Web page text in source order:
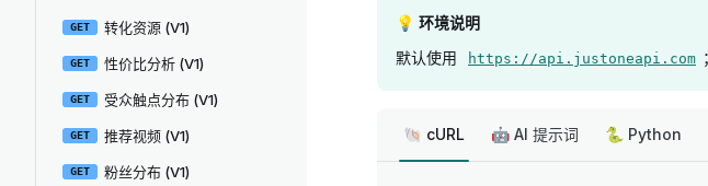
GET 转化资源 (V1)
GET 性价比分析 (V1)
GET 受众触点分布 (V1)
GET 推荐视频 (V1)
GET 粉丝分布 (V1)
💡 环境说明
默认使用
https://api.justoneapi.com
🐚 cURL 🤖 AI 提示词 🐍 Python